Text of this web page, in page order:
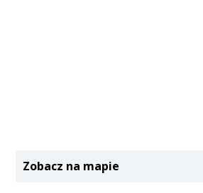
Zobacz na mapie